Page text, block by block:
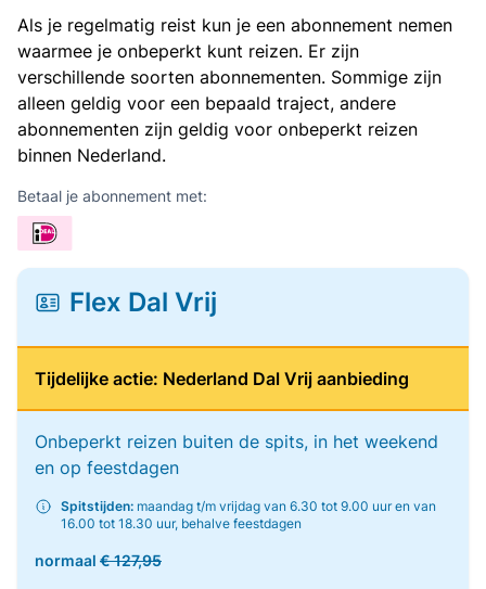
Als je regelmatig reist kun je een abonnement nemen
waarmee je onbeperkt kunt reizen. Er zijn
verschillende soorten abonnementen. Sommige zijn
alleen geldig voor een bepaald traject, andere
abonnementen zijn geldig voor onbeperkt reizen
binnen Nederland.
Betaal je abonnement met:
Flex Dal Vrij
Tijdelijke actie: Nederland Dal Vrij aanbieding
Onbeperkt reizen buiten de spits, in het weekend
en op feestdagen
Spitstijden: maandag t/m vrijdag van 6.30 tot 9.00 uur en van
16.00 tot 18.30 uur, behalve feestdagen
normaal € 127,95